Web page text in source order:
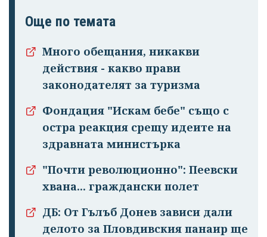
Още по темата
Много обещания, никакви
действия - какво прави
законодателят за туризма
Фондация "Искам бебе" също с
остра реакция срещу идеите на
здравната министърка
"Почти революционно": Пеевски
хвана... граждански полет
ДБ: От Гълъб Донев зависи дали
делото за Пловдивския панаир ще